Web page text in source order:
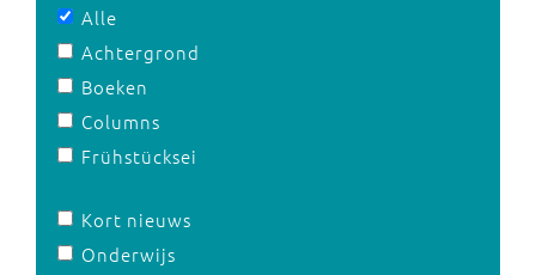
Alle
Achtergrond
Boeken
Columns
Frühstücksei
Kort nieuws
Onderwijs